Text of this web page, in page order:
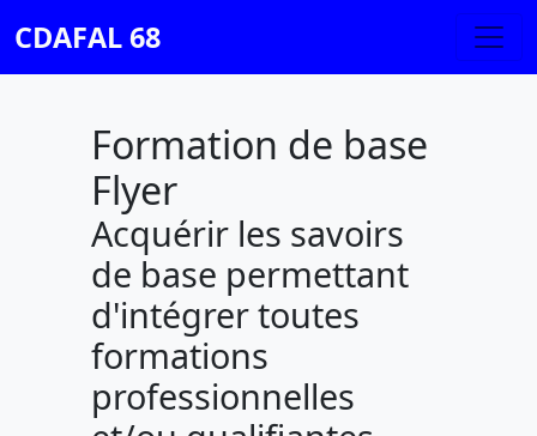
CDAFAL 68
Formation de base
Flyer
Acquérir les savoirs
de base permettant
d'intégrer toutes
formations
professionnelles